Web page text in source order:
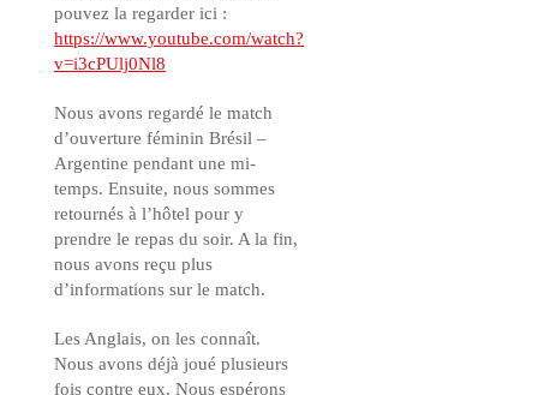
pouvez la regarder ici :
https://www.youtube.com/watch?
v=i3cPUlj0Nl8
Nous avons regardé le match
d’ouverture féminin Brésil –
Argentine pendant une mi-
temps. Ensuite, nous sommes
retournés à l’hôtel pour y
prendre le repas du soir. A la fin,
nous avons reçu plus
d’informations sur le match.
Les Anglais, on les connaît.
Nous avons déjà joué plusieurs
fois contre eux. Nous espérons